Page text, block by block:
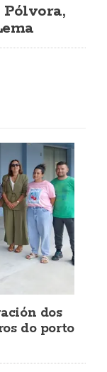
dos
do porto